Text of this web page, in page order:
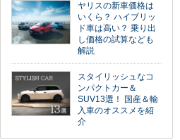
ヤリスの新車価格は
いくら？ ハイブリッ
ド車は高い？ 乗り出
し価格の試算なども
解説
スタイリッシュなコ
ンパクトカー＆
SUV13選！ 国産＆輸
入車のオススメを紹
介